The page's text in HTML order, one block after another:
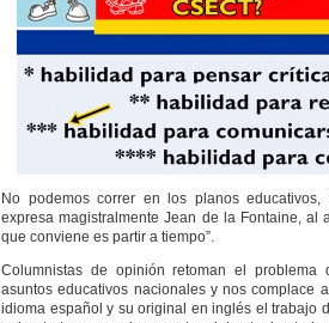
No podemos correr en los planos
expresa magistralmente Jean de la Fontaine, al
que conviene es partir a tiempo”.
Columnistas de opinión retoman el problema
asuntos educativos nacionales y nos complace
idioma español y su original en inglés el trabajo